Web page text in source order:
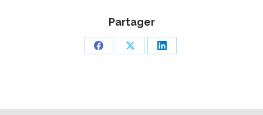
Partager
PartagerPartagerPartager